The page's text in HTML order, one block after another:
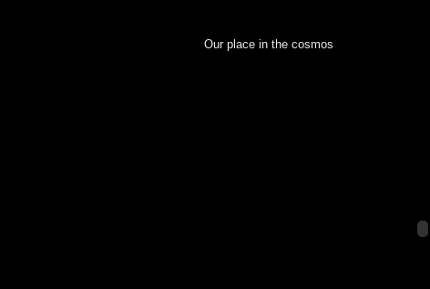
Our place in the cosmos